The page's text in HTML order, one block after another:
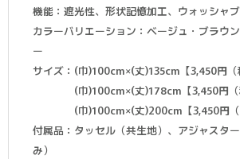
機能：遮光性、形状記憶加工、ウォッシャ
カラーバリエーション：ベージュ・ブラウ
ー
サイズ： (巾)100cm×(丈)135cm【3,450円（
(巾)100cm×(丈)178cm【3,450円（
(巾)100cm×(丈)200cm【3,450円（
付属品：タッセル（共生地）、アジャスタ
み）